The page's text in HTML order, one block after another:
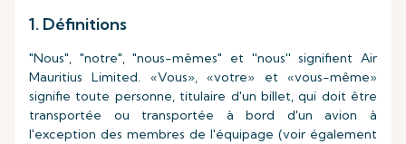
1. Définitions
"Nous", "notre", "nous-mêmes" et ''nous'' signifient Air
Mauritius Limited. «Vous», «votre» et «vous-même»
signifie toute personne, titulaire d'un billet, qui doit être
transportée ou transportée à bord d'un avion à
l'exception des membres de l'équipage (voir également